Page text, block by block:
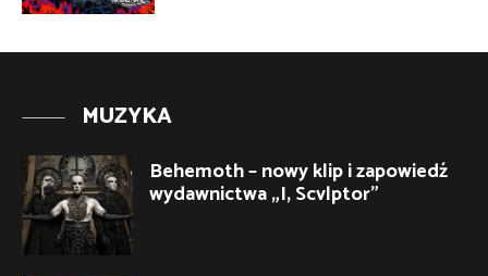
MUZYKA
Behemoth – nowy klip i zapowiedź
wydawnictwa „I, Scvlptor”